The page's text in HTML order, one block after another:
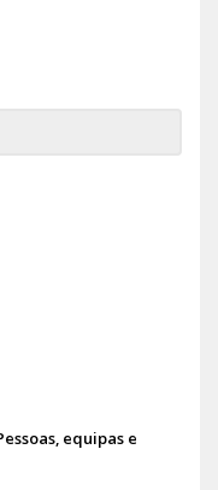
equipas e